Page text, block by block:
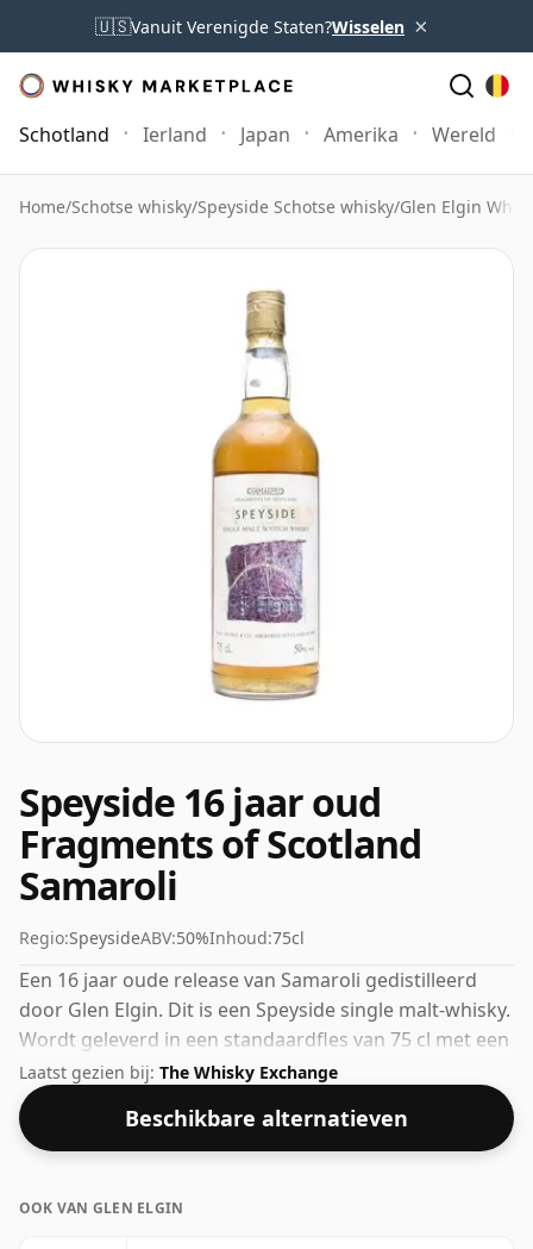
🇺🇸Vanuit Verenigde Staten?Wisselen ×
Schotland Ierland Japan Amerika Wereld
Home/Schotse whisky/Speyside Schotse whisky/Glen Elgin
Speyside 16 jaar oud
Fragments of Scotland
Samaroli
Regio:SpeysideABV:50%Inhoud:75cl
Een 16 jaar oude release van Samaroli gedistilleerd
door Glen Elgin. Dit is een Speyside single malt-whisky.
Wordt geleverd in een standaardfles van 75 cl met een
afwijkende sterkte van 50%.
Laatst gezien bij: The Whisky Exchange
Beschikbare alternatieven
OOK VAN GLEN ELGIN